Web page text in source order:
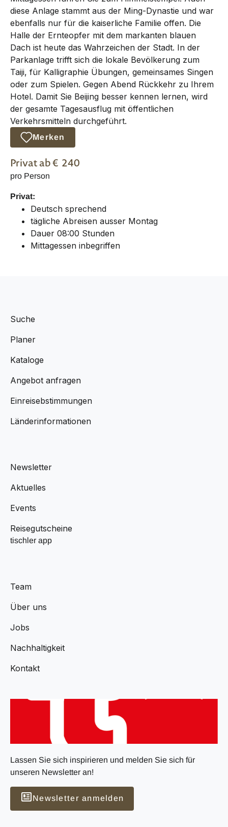
diese Anlage stammt aus der Ming-Dynastie und war
ebenfalls nur für die kaiserliche Familie offen. Die
Halle der Ernteopfer mit dem markanten blauen
Dach ist heute das Wahrzeichen der Stadt. In der
Parkanlage trifft sich die lokale Bevölkerung zum
Taiji, für Kalligraphie Übungen, gemeinsames Singen
oder zum Spielen. Gegen Abend Rückkehr zu Ihrem
Hotel. Damit Sie Beijing besser kennen lernen, wird
der gesamte Tagesausflug mit öffentlichen
Verkehrsmitteln durchgeführt.
Merken
Privatab € 240
pro Person
Privat:
Deutsch sprechend
tägliche Abreisen ausser Montag
Dauer 08:00 Stunden
Mittagessen inbegriffen
Suche
Planer
Kataloge
Angebot anfragen
Einreisebstimmungen
Länderinformationen
Newsletter
Aktuelles
Events
Reisegutscheine
tischler app
Team
Über uns
Jobs
Nachhaltigkeit
Kontakt
Lassen Sie sich inspirieren und melden Sie sich für
unseren Newsletter an!
Newsletter anmelden